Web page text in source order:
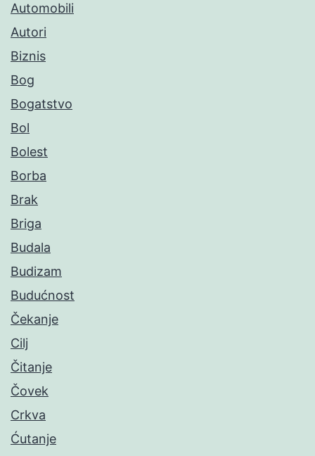
Automobili
Autori
Biznis
Bog
Bogatstvo
Bol
Bolest
Borba
Brak
Briga
Budala
Budizam
Budućnost
Čekanje
Cilj
Čitanje
Čovek
Crkva
Ćutanje